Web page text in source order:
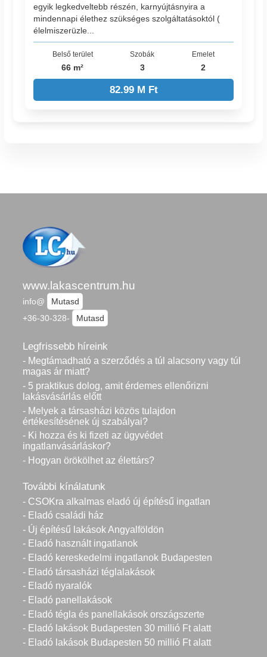
egyik legkedveltebb részén, karnyújtásnyira a
mindennapi élethez szükséges szolgáltatásoktól (
élelmiszerüzle...
Belső terület
66 m²
Szobák
3
Emelet
2
82.99 M Ft
www.lakascentrum.hu
info@
Mutasd
+36-30-328-
Mutasd
Legfrissebb híreink
- Megtámadható a szerződés a túl alacsony vagy túl
magas ár miatt?
- 5 praktikus dolog, amit érdemes ellenőrizni
lakásvásárlás előtt
- Melyek a társasházi közös tulajdon
értékesítésének új szabályai?
- Ki hozza és ki fizeti az ügyvédet
ingatlanvásárláskor?
- Hogyan örökölhet az élettárs?
További kínálatunk
- CSOKra alkalmas eladó új építésű ingatlan
- Eladó családi ház
- Új építésű lakások Angyalföldön
- Eladó használt ingatlanok
- Eladó kereskedelmi ingatlanok Budapesten
- Eladó társasházi téglalakások
- Eladó nyaralók
- Eladó panellakások
- Eladó tégla és panellakások országszerte
- Eladó lakások Budapesten 30 millió Ft alatt
- Eladó lakások Budapesten 50 millió Ft alatt